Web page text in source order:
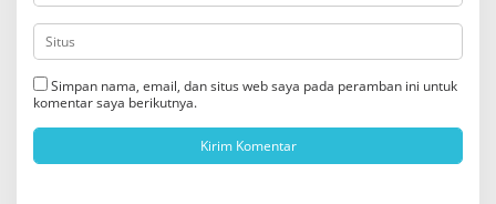
Simpan nama, email, dan situs web saya pada peramban ini untuk
komentar saya berikutnya.